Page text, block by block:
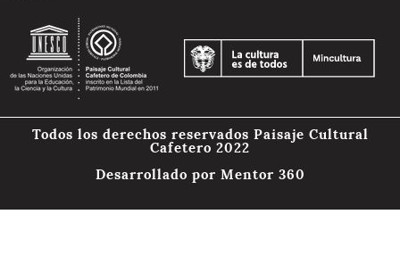
Todos los derechos reservados Paisaje Cultural
Cafetero 2022
Desarrollado por Mentor 360